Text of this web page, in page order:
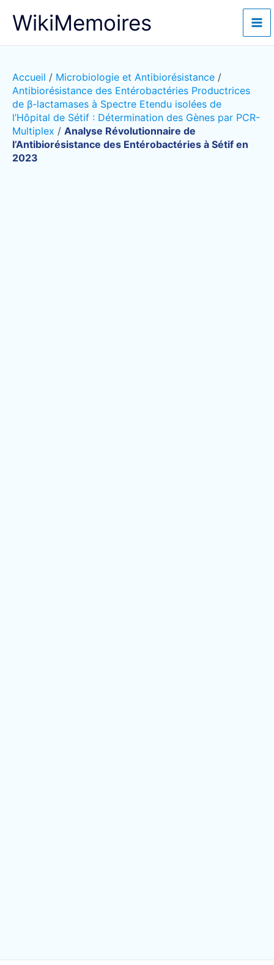
WikiMemoires
Accueil / Microbiologie et Antibiorésistance /
Antibiorésistance des Entérobactéries Productrices
de β-lactamases à Spectre Etendu isolées de
l’Hôpital de Sétif : Détermination des Gènes par PCR-
Multiplex / Analyse Révolutionnaire de
l’Antibiorésistance des Entérobactéries à Sétif en
2023